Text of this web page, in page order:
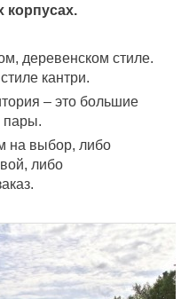
корпусах.
деревенском стиле.
кантри.
– это большие
пары.
на выбор, либо
либо